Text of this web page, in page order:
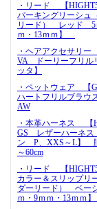
・リード 【
パーキングリーシュ
リード） レッド 5
ｍ・13ｍｍ】
・ヘアアクセサリ
VA ドーリーフリル
ッタ】
・ペットウェア 【
ハートフリルブラウ
AW
・本革ハーネス 【
GS レザーハーネ
ン P、XXS～L】
～60cm
・リード 【
カラー＆スリップリ
ダーリード） ベー
ｍ・9ｍｍ・13ｍｍ